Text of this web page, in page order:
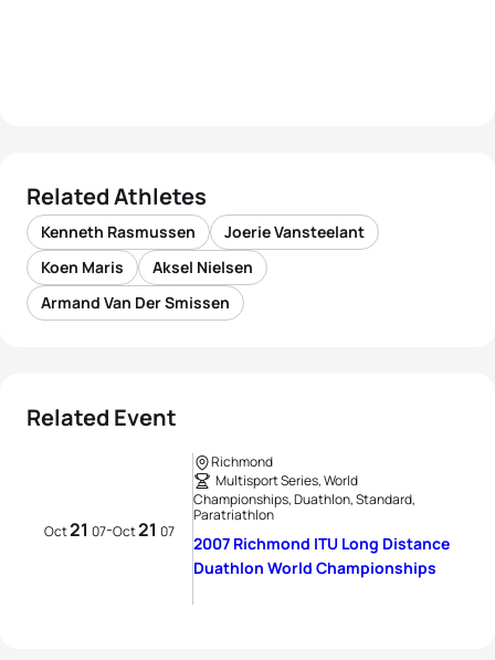
Related Athletes
Kenneth Rasmussen
Joerie Vansteelant
Koen Maris
Aksel Nielsen
Armand Van Der Smissen
Related Event
Oct21 07-Oct21 07
Richmond
Multisport Series, World
Championships, Duathlon, Standard,
Paratriathlon
2007 Richmond ITU Long Distance
Duathlon World Championships